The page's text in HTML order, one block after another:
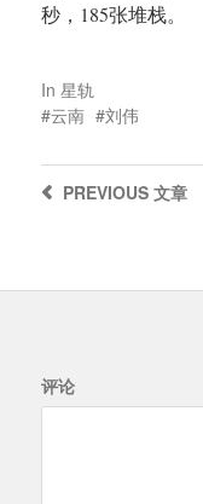
秒，185张堆栈。
In 星轨
云南
刘伟
PREVIOUS文章
评论